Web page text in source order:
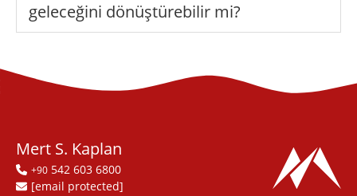
geleceğini dönüştürebilir mi?
Mert S. Kaplan
+90 542 603 6800
[email protected]